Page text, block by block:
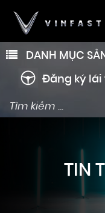
DANH MỤC
Đăng ký lái
TIN